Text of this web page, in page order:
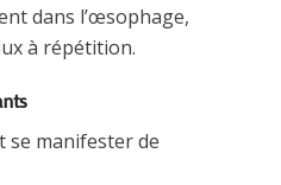
dans l’œsophage,
à répétition.
se manifester de